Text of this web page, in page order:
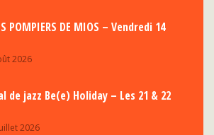
POMPIERS DE MIOS – Vendredi 14
2026
de jazz Be(e) Holiday – Les 21 & 22
2026